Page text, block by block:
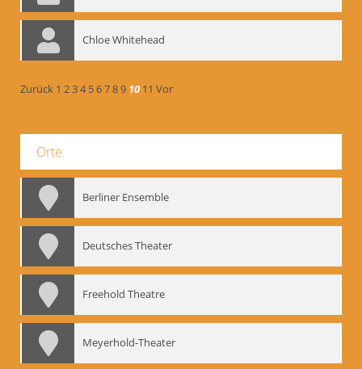
Chloe Whitehead
Zurück 1 234 56789 10 11 Vor
Orte
Berliner Ensemble
Deutsches Theater
Freehold Theatre
Meyerhold-Theater